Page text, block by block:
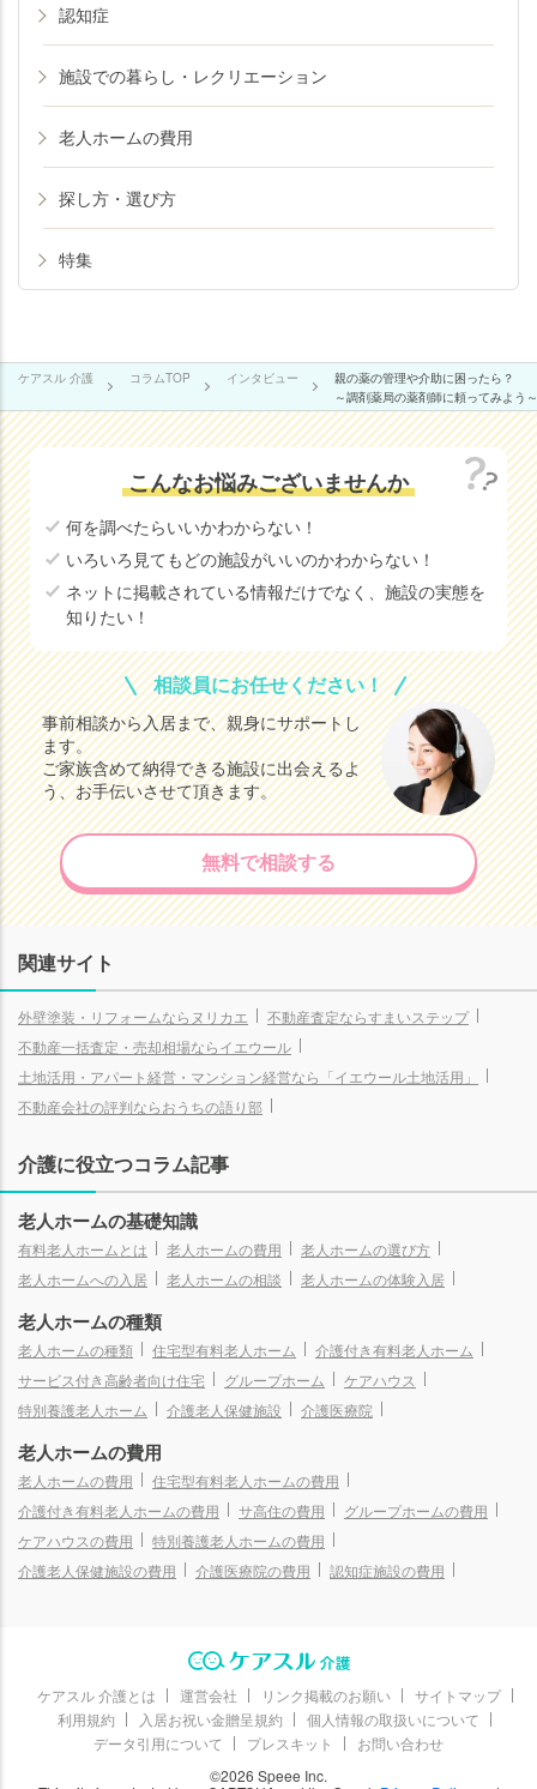
認知症
施設での暮らし・レクリエーション
老人ホームの費用
探し方・選び方
特集
ケアスル 介護 コラムTOP インタビュー
親の薬の管理や介助に困ったら？
～調剤薬局の薬剤師に頼ってみよう～
こんなお悩みございませんか
何を調べたらいいかわからない！
いろいろ見てもどの施設がいいのかわからない！
ネットに掲載されている情報だけでなく、施設の実態を
知りたい！
相談員にお任せください！
事前相談から入居まで、親身にサポートし
ます。
ご家族含めて納得できる施設に出会えるよ
う、お手伝いさせて頂きます。
無料で相談する
関連サイト
外壁塗装・リフォームならヌリカエ
不動産査定ならすまいステップ
不動産一括査定・売却相場ならイエウール
土地活用・アパート経営・マンション経営なら「イエウール土地活用」
不動産会社の評判ならおうちの語り部
介護に役立つコラム記事
老人ホームの基礎知識
有料老人ホームとは 老人ホームの費用
老人ホームの選び方
老人ホームへの入居
老人ホームの相談 老人ホームの体験入居
老人ホームの種類
老人ホームの種類 住宅型有料老人ホーム
介護付き有料老人ホーム
サービス付き高齢者向け住宅
グループホーム
ケアハウス
特別養護老人ホーム
介護老人保健施設 介護医療院
老人ホームの費用
老人ホームの費用
住宅型有料老人ホームの費用
介護付き有料老人ホームの費用
サ高住の費用
グループホームの費用
ケアハウスの費用
特別養護老人ホームの費用
介護老人保健施設の費用
介護医療院の費用 認知症施設の費用
ケアスル 介護とは 運営会社 リンク掲載のお願い
サイトマップ
利用規約
入居お祝い金贈呈規約
個人情報の取扱いについて
データ引用について
プレスキット
お問い合わせ
©2026 Speee Inc.